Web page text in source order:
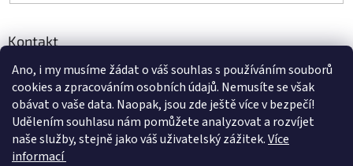
Ano, i my musíme žádat o váš souhlas s používáním souborů
cookies a zpracováním osobních údajů. Nemusíte se však
obávat o vaše data. Naopak, jsou zde ještě více v bezpečí!
Udělením souhlasu nám pomůžete analyzovat a rozvíjet
naše služby, stejně jako váš uživatelský zážitek.Více
informací
Kontakt
info@d-klima.cz
+420 517 357 288